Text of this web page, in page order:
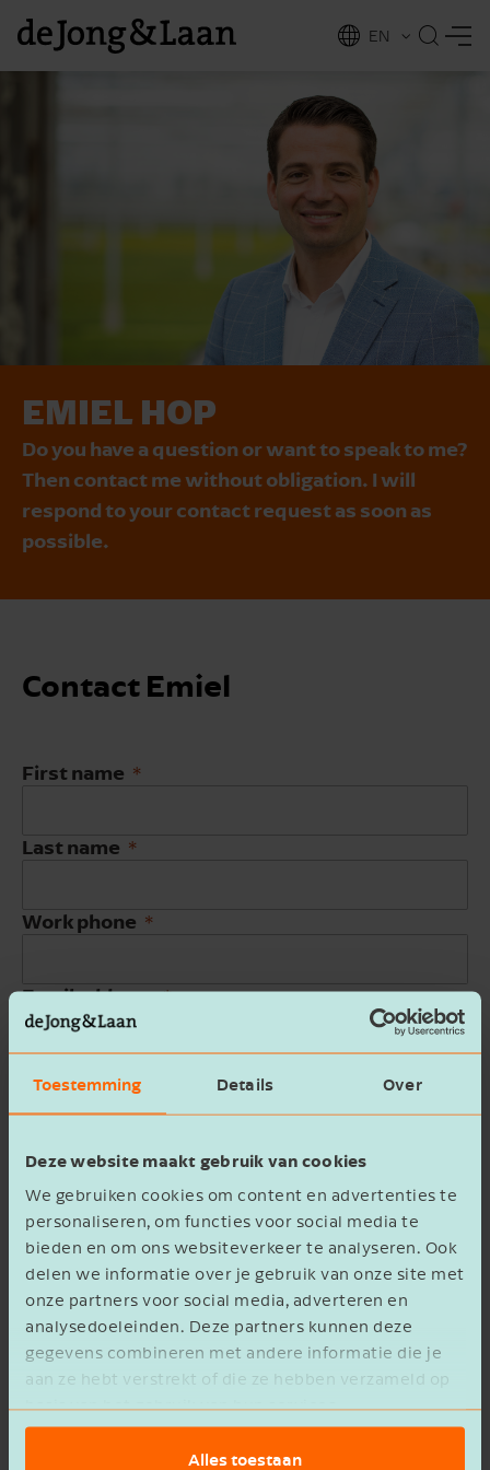
Toestemming Details Over
Deze website maakt gebruik van cookies
We gebruiken cookies om content en advertenties te
personaliseren, om functies voor social media te
bieden en om ons websiteverkeer te analyseren. Ook
delen we informatie over je gebruik van onze site met
onze partners voor social media, adverteren en
analysedoeleinden. Deze partners kunnen deze
gegevens combineren met andere informatie die je
aan ze hebt verstrekt of die ze hebben verzameld op
basis van het gebruik van hun services.
Alles toestaan
EN
EMIEL HOP
Do you have a question or want to speak to me?
Then contact me without obligation. I will
respond to your contact request as soon as
possible.
Contact Emiel
First name
Last name
Work phone
Email address
I agree to theprivacy statement
Verzenden